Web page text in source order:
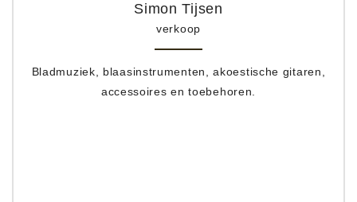
Simon Tijsen
verkoop
Bladmuziek, blaasinstrumenten, akoestische gitaren,
accessoires en toebehoren.